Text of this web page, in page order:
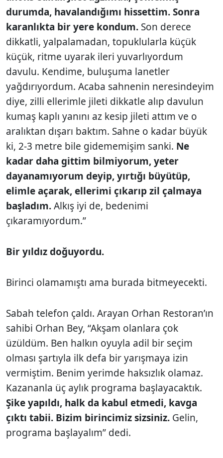
durumda, havalandığımı hissettim. Sonra
karanlıkta bir yere kondum. Son derece
dikkatli, yalpalamadan, topuklularla küçük
küçük, ritme uyarak ileri yuvarlıyordum
davulu. Kendime, buluşuma lanetler
yağdırıyordum. Acaba sahnenin neresindeyim
diye, zilli ellerimle jileti dikkatle alıp davulun
kumaş kaplı yanını az kesip jileti attım ve o
aralıktan dışarı baktım. Sahne o kadar büyük
ki, 2-3 metre bile gidememişim sanki. Ne
kadar daha gittim bilmiyorum, yeter
dayanamıyorum deyip, yırtığı büyütüp,
elimle açarak, ellerimi çıkarıp zil çalmaya
başladım.Alkış iyi de, bedenimi
çıkaramıyordum.”
Bir yıldız doğuyordu.
Birinci olamamıştı ama burada bitmeyecekti.
Sabah telefon çaldı. Arayan Orhan Restoran’ın
sahibi Orhan Bey, “Akşam olanlara çok
üzüldüm. Ben halkın oyuyla adil bir seçim
olması şartıyla ilk defa bir yarışmaya izin
vermiştim. Benim yerimde haksızlık olamaz.
Kazananla üç aylık programa başlayacaktık.
Şike yapıldı, halk da kabul etmedi, kavga
çıktı tabii. Bizim birincimiz sizsiniz. Gelin,
programa başlayalım” dedi.